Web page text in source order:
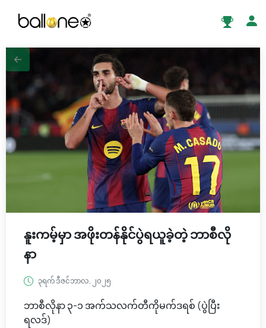
နူးကမ့်မှာ အဖိုးတန်နိုင်ပွဲရယူခဲ့တဲ့ ဘာစီလို
နာ
၃ရက် ဒီဇင်ဘာလ, ၂၀၂၅
ဘာစီလိုနာ ၃-၁ အက်သလက်တီကိုမက်ဒရစ် (ပွဲပြီး
ရလဒ်)